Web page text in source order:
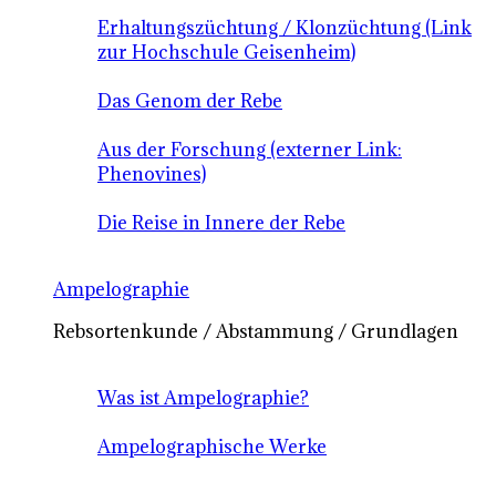
Erhaltungszüchtung / Klonzüchtung (Link
zur Hochschule Geisenheim)
Das Genom der Rebe
Aus der Forschung (externer Link:
Phenovines)
Die Reise in Innere der Rebe
Ampelographie
Rebsortenkunde / Abstammung / Grundlagen
Was ist Ampelographie?
Ampelographische Werke